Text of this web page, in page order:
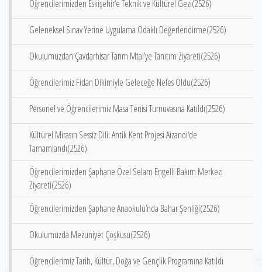
Öğrencilerimizden Eskişehir‘e Teknik ve Kültürel Gezi(2526)
Geleneksel Sınav Yerine Uygulama Odaklı Değerlendirme(2526)
Okulumuzdan Çavdarhisar Tarım Mtal’ye Tanıtım Ziyareti(2526)
Öğrencilerimiz Fidan Dikimiyle Geleceğe Nefes Oldu(2526)
Personel ve Öğrencilerimiz Masa Tenisi Turnuvasına Katıldı(2526)
Kültürel Mirasın Sessiz Dili: Antik Kent Projesi Aizanoi‘de
Tamamlandı(2526)
Öğrencilerimizden Şaphane Özel Selam Engelli Bakım Merkezi
Ziyareti(2526)
Öğrencilerimizden Şaphane Anaokulu’nda Bahar Şenliği(2526)
Okulumuzda Mezuniyet Çoşkusu(2526)
Öğrencilerimiz Tarih, Kültür, Doğa ve Gençlik Programına Katıldı